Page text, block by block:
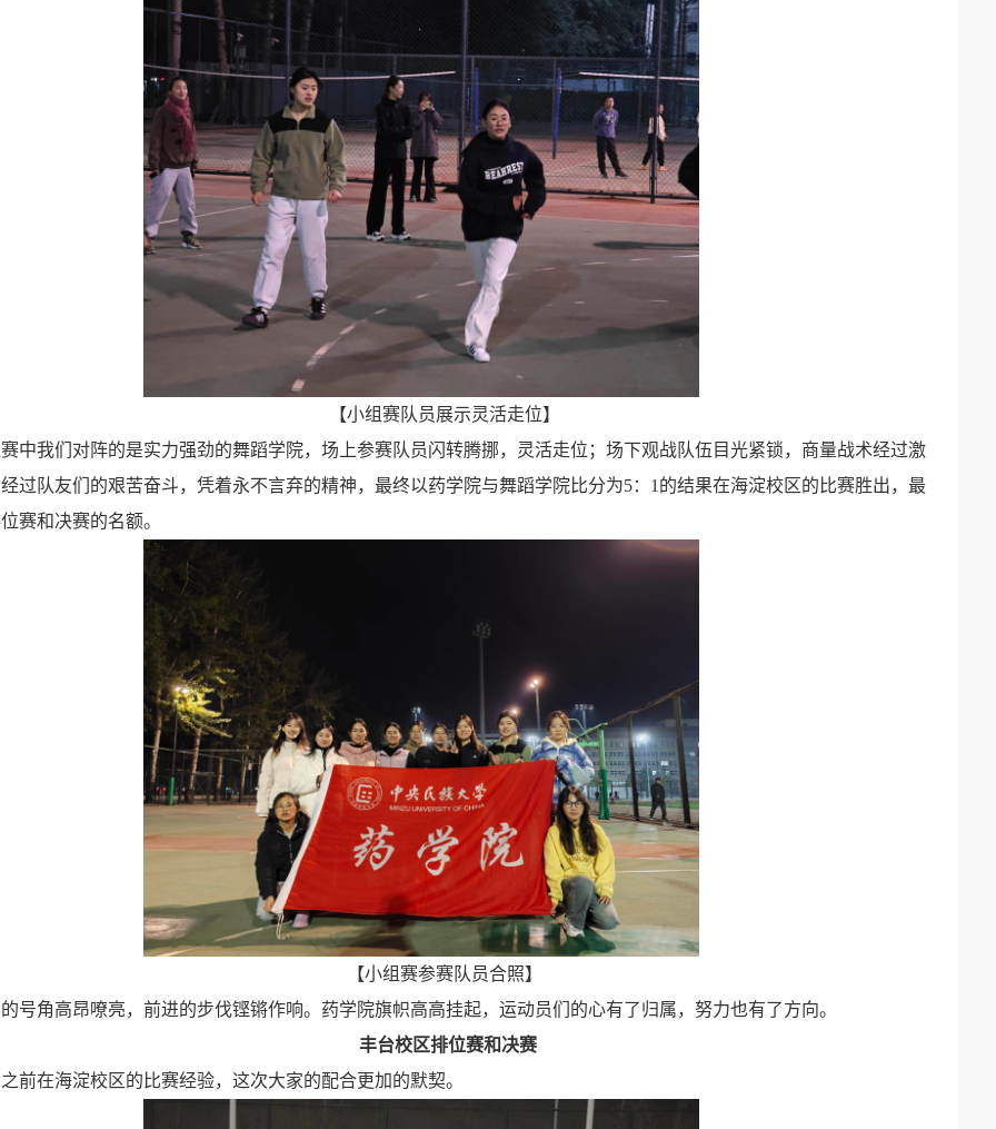
【小组赛队员展示灵活走位】
中我们对阵的是实力强劲的舞蹈学院，场上参赛队员闪转腾挪，灵活走位；场下观战队伍目光紧锁，商量战术经过激
过队友们的艰苦奋斗，凭着永不言弃的精神，最终以药学院与舞蹈学院比分为5：1的结果在海淀校区的比赛胜出，最
赛和决赛的名额。
【小组赛参赛队员合照】
号角高昂嘹亮，前进的步伐铿锵作响。药学院旗帜高高挂起，运动员们的心有了归属，努力也有了方向。
丰台校区排位赛和决赛
前在海淀校区的比赛经验，这次大家的配合更加的默契。